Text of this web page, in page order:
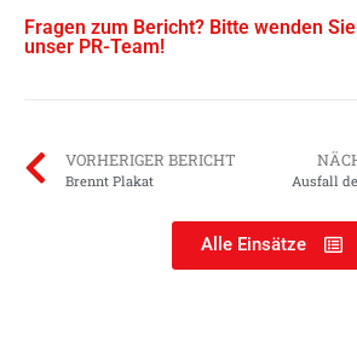
Fragen zum Bericht? Bitte wenden
unser PR-Team!
VORHERIGER BERICHT
Brennt Plakat Ausfall
Alle Einsätze